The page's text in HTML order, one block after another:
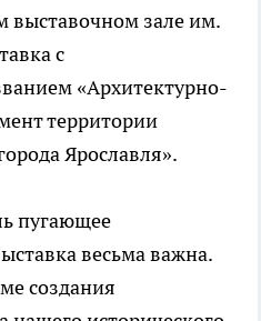
выставочном зале им.
с
«Архитектурно-
территории
Ярославля».
пугающее
весьма важна.
создания